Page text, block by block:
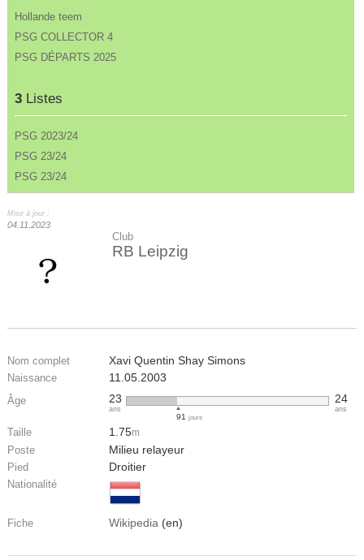
Hollande teem
PSG COLLECTOR 4
PSG DÉPARTS 2025
3 Listes
PSG 2023/24
PSG 23/24
PSG 23/24
Mise à jour :
04.11.2023
Club
RB Leipzig
Nom complet Xavi Quentin Shay Simons
Naissance 11.05.2003
Âge 23
ans
91 jours
24
ans
Taille 1.75m
Poste Milieu relayeur
Pied Droitier
Nationalité
Fiche Wikipedia (en)